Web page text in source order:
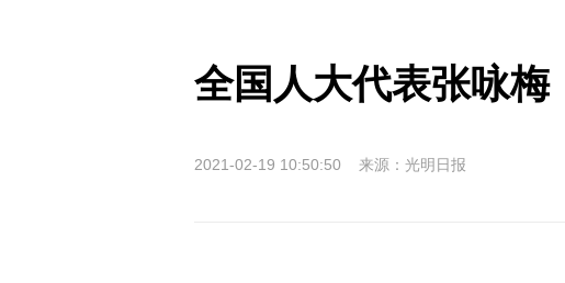
全国人大代表张咏梅
2021-02-19 10:50:50 来源：光明日报